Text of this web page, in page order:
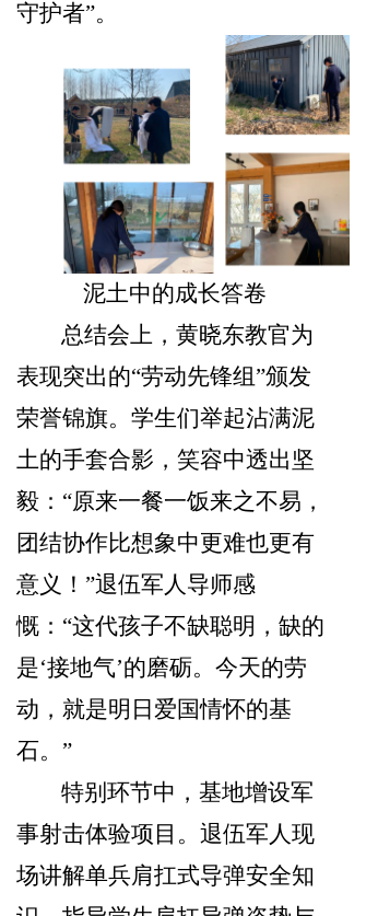
守护者”。
泥土中的成长答卷
总结会上，黄晓东教官为
表现突出的“劳动先锋组”颁发
荣誉锦旗。学生们举起沾满泥
土的手套合影，笑容中透出坚
毅：“原来一餐一饭来之不易，
团结协作比想象中更难也更有
意义！”退伍军人导师感
慨：“这代孩子不缺聪明，缺的
是‘接地气’的磨砺。今天的劳
动，就是明日爱国情怀的基
石。”
特别环节中，基地增设军
事射击体验项目。退伍军人现
场讲解单兵肩扛式导弹安全知